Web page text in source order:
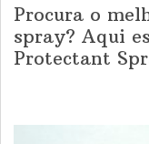
Procura o
spray? Aqui
Protectant